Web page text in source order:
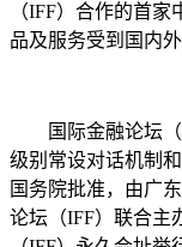
（IFF）合作的首
品及服务受到国内
国际金融论坛（
级别常设对话机制
国务院批准，由广
论坛（IFF）联合主